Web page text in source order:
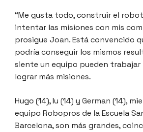
“Me gusta todo, construir el
intentar las misiones con mis
prosigue Joan. Está convencido
podría conseguir los mismos
siente un equipo pueden trabajar
lograr más misiones.
Hugo (14), Iu (14) y German (14),
equipo Robopros de la Escuela
Barcelona, son más grandes,